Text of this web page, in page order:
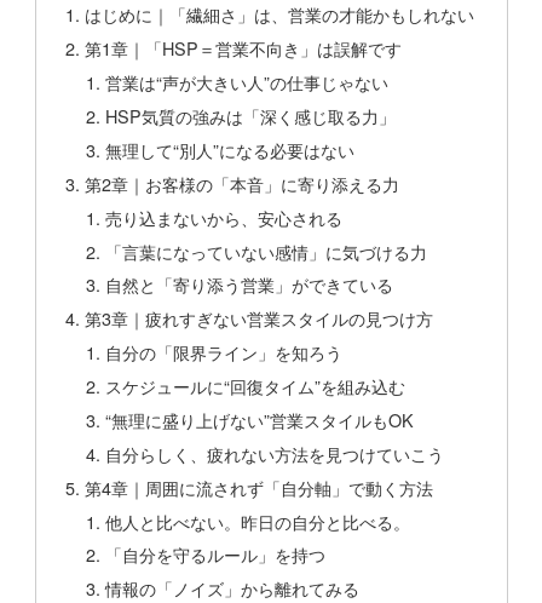
はじめに｜「繊細さ」は、営業の才能かもしれない
第1章｜「HSP＝営業不向き」は誤解です
営業は“声が大きい人”の仕事じゃない
HSP気質の強みは「深く感じ取る力」
無理して“別人”になる必要はない
第2章｜お客様の「本音」に寄り添える力
売り込まないから、安心される
「言葉になっていない感情」に気づける力
自然と「寄り添う営業」ができている
第3章｜疲れすぎない営業スタイルの見つけ方
自分の「限界ライン」を知ろう
スケジュールに“回復タイム”を組み込む
“無理に盛り上げない”営業スタイルもOK
自分らしく、疲れない方法を見つけていこう
第4章｜周囲に流されず「自分軸」で動く方法
他人と比べない。昨日の自分と比べる。
「自分を守るルール」を持つ
情報の「ノイズ」から離れてみる